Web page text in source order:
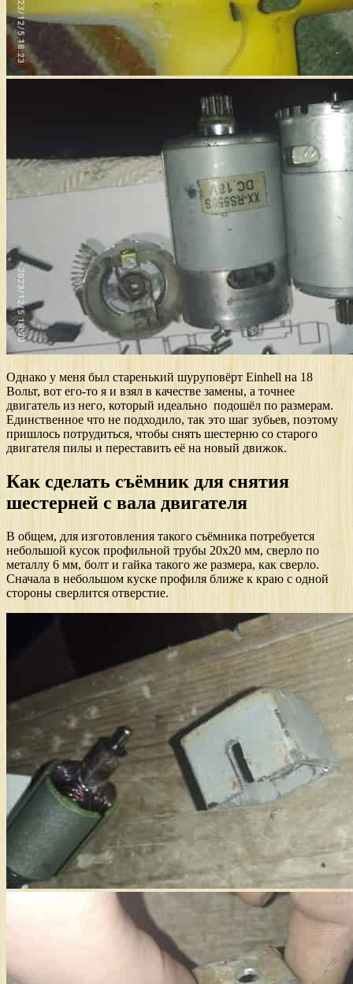
Однако у меня был старенький шуруповёрт Einhell на 18
Вольт, вот его-то я и взял в качестве замены, а точнее
двигатель из него, который идеально подошёл по размерам.
Единственное что не подходило, так это шаг зубьев, поэтому
пришлось потрудиться, чтобы снять шестерню со старого
двигателя пилы и переставить её на новый движок.
Как сделать съёмник для снятия
шестерней с вала двигателя
В общем, для изготовления такого съёмника потребуется
небольшой кусок профильной трубы 20х20 мм, сверло по
металлу 6 мм, болт и гайка такого же размера, как сверло.
Сначала в небольшом куске профиля ближе к краю с одной
стороны сверлится отверстие.